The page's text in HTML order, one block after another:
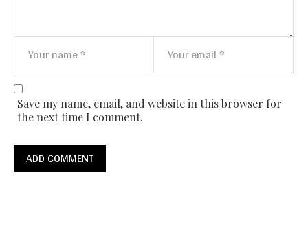
Save my name, email, and website in this browser for
the next time I comment.